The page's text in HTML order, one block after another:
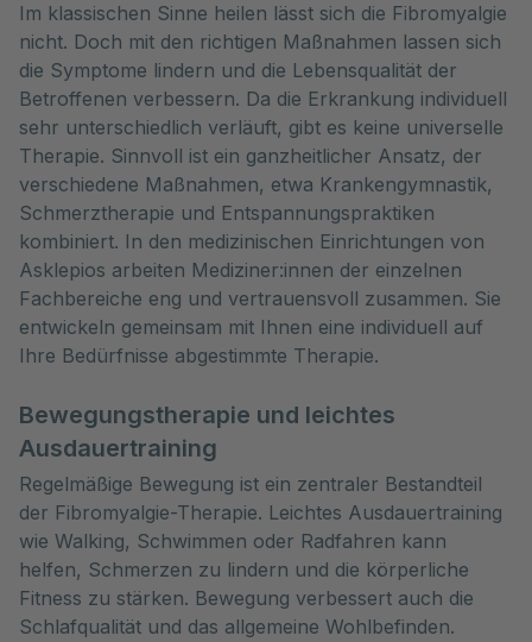
Im klassischen Sinne heilen lässt sich die Fibromyalgie
nicht. Doch mit den richtigen Maßnahmen lassen sich
die Symptome lindern und die Lebensqualität der
Betroffenen verbessern. Da die Erkrankung individuell
sehr unterschiedlich verläuft, gibt es keine universelle
Therapie. Sinnvoll ist ein ganzheitlicher Ansatz, der
verschiedene Maßnahmen, etwa Krankengymnastik,
Schmerztherapie und Entspannungspraktiken
kombiniert. In den medizinischen Einrichtungen von
Asklepios arbeiten Mediziner:innen der einzelnen
Fachbereiche eng und vertrauensvoll zusammen. Sie
entwickeln gemeinsam mit Ihnen eine individuell auf
Ihre Bedürfnisse abgestimmte Therapie.
Bewegungstherapie und leichtes
Ausdauertraining
Regelmäßige Bewegung ist ein zentraler Bestandteil
der Fibromyalgie-Therapie. Leichtes Ausdauertraining
wie Walking, Schwimmen oder Radfahren kann
helfen, Schmerzen zu lindern und die körperliche
Fitness zu stärken. Bewegung verbessert auch die
Schlafqualität und das allgemeine Wohlbefinden.